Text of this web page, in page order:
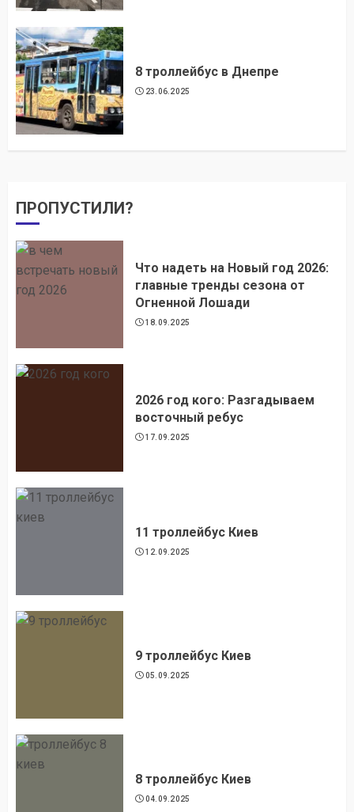
8 троллейбус в Днепре
23.06.2025
ПРОПУСТИЛИ?
Что надеть на Новый год 2026:
главные тренды сезона от
Огненной Лошади
18.09.2025
2026 год кого: Разгадываем
восточный ребус
17.09.2025
11 троллейбус Киев
12.09.2025
9 троллейбус Киев
05.09.2025
8 троллейбус Киев
04.09.2025